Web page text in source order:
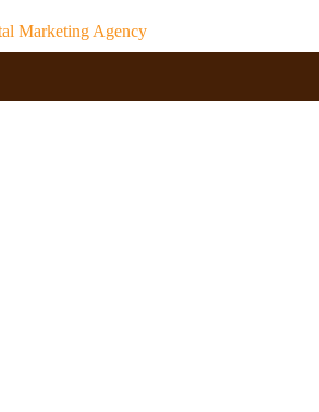
Marketing Agency